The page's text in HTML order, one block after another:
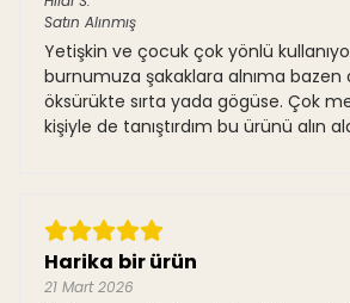
Satın Alınmış
Yetişkin ve çocuk çok yönlü
burnumuza şakaklara alnıma bazen
öksürükte sırta yada gögüse. Çok
kişiyle de tanıştırdım bu ürünü alın
Harika bir ürün
21 Mart 2026